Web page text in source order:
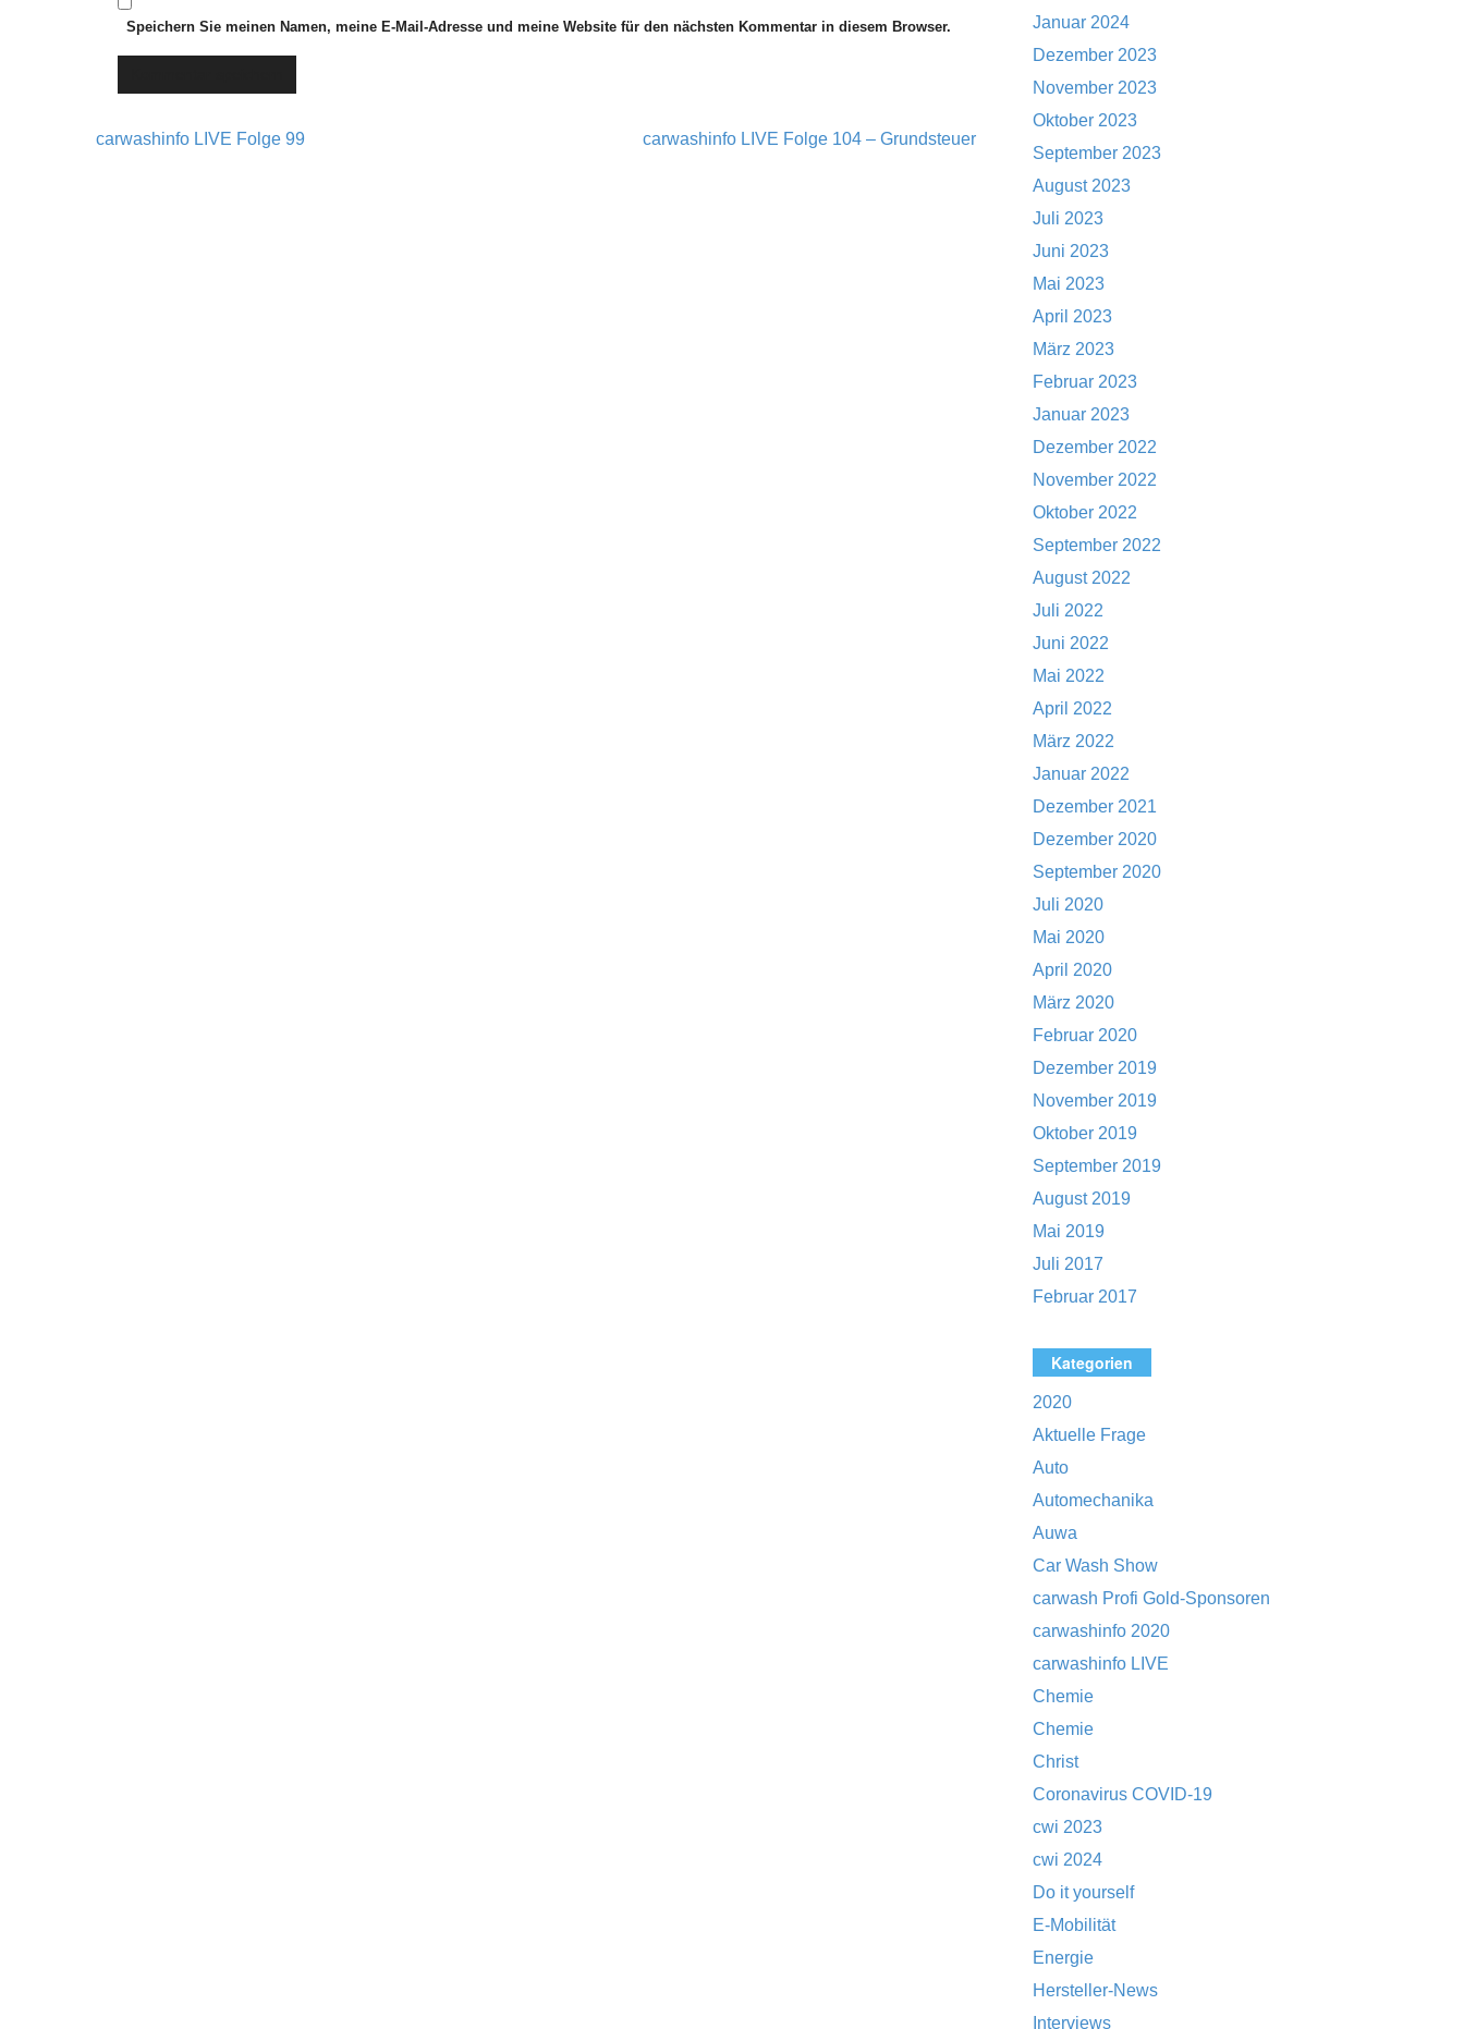
Speichern Sie meinen Namen, meine E-Mail-Adresse und meine Website für den nächsten Kommentar in diesem Browser.
carwashinfo LIVE Folge 99 carwashinfo LIVE Folge 104 – Grundsteuer
Januar 2024
Dezember 2023
November 2023
Oktober 2023
September 2023
August 2023
Juli 2023
Juni 2023
Mai 2023
April 2023
März 2023
Februar 2023
Januar 2023
Dezember 2022
November 2022
Oktober 2022
September 2022
August 2022
Juli 2022
Juni 2022
Mai 2022
April 2022
März 2022
Januar 2022
Dezember 2021
Dezember 2020
September 2020
Juli 2020
Mai 2020
April 2020
März 2020
Februar 2020
Dezember 2019
November 2019
Oktober 2019
September 2019
August 2019
Mai 2019
Juli 2017
Februar 2017
Kategorien
2020
Aktuelle Frage
Auto
Automechanika
Auwa
Car Wash Show
carwash Profi Gold-Sponsoren
carwashinfo 2020
carwashinfo LIVE
Chemie
Chemie
Christ
Coronavirus COVID-19
cwi 2023
cwi 2024
Do it yourself
E-Mobilität
Energie
Hersteller-News
Interviews